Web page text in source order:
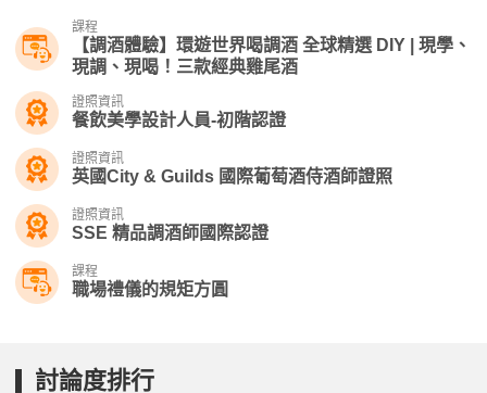
課程
【調酒體驗】環遊世界喝調酒 全球精選 DIY | 現學、
現調、現喝！三款經典雞尾酒
證照資訊
餐飲美學設計人員-初階認證
證照資訊
英國City & Guilds 國際葡萄酒侍酒師證照
證照資訊
SSE 精品調酒師國際認證
課程
職場禮儀的規矩方圓
討論度排行